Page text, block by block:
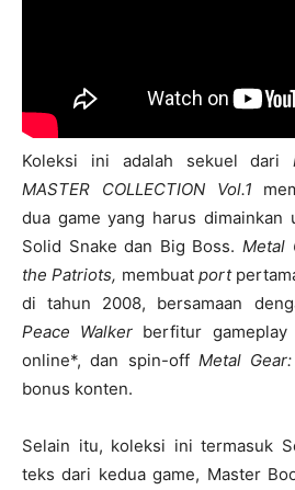
Koleksi ini adalah sekuel dari
MASTER COLLECTION Vol.1
dua game yang harus dimainkan
Solid Snake dan Big Boss. Metal
the Patriots, membuat port
di tahun 2008, bersamaan
Peace Walker berfitur gameplay
online*, dan spin-off Metal
bonus konten.
Selain itu, koleksi ini termasuk
teks dari kedua game, Master